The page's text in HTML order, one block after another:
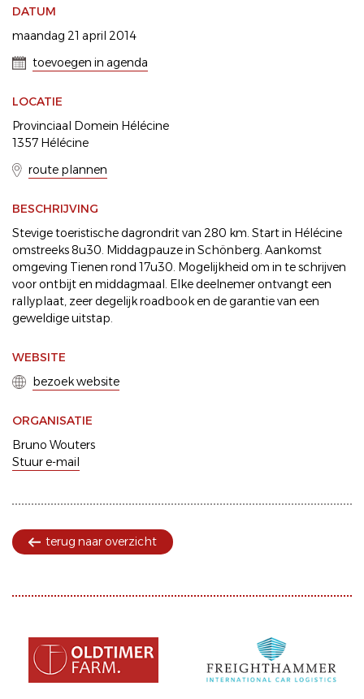
DATUM
maandag 21 april 2014
toevoegen in agenda
LOCATIE
Provinciaal Domein Hélécine
1357 Hélécine
route plannen
BESCHRIJVING
Stevige toeristische dagrondrit van 280 km. Start in Hélécine
omstreeks 8u30. Middagpauze in Schönberg. Aankomst
omgeving Tienen rond 17u30. Mogelijkheid om in te schrijven
voor ontbijt en middagmaal. Elke deelnemer ontvangt een
rallyplaat, zeer degelijk roadbook en de garantie van een
geweldige uitstap.
WEBSITE
bezoek website
ORGANISATIE
Bruno Wouters
Stuur e-mail
terug naar overzicht